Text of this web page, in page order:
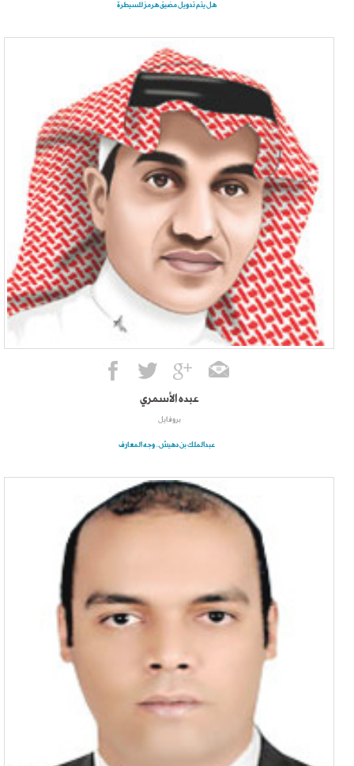
هل يتم تدويل مضيق هرمز للسيطرة
عبده الأسمري
بروفايل
عبدالملك بن دهيش.. وجه المعارف